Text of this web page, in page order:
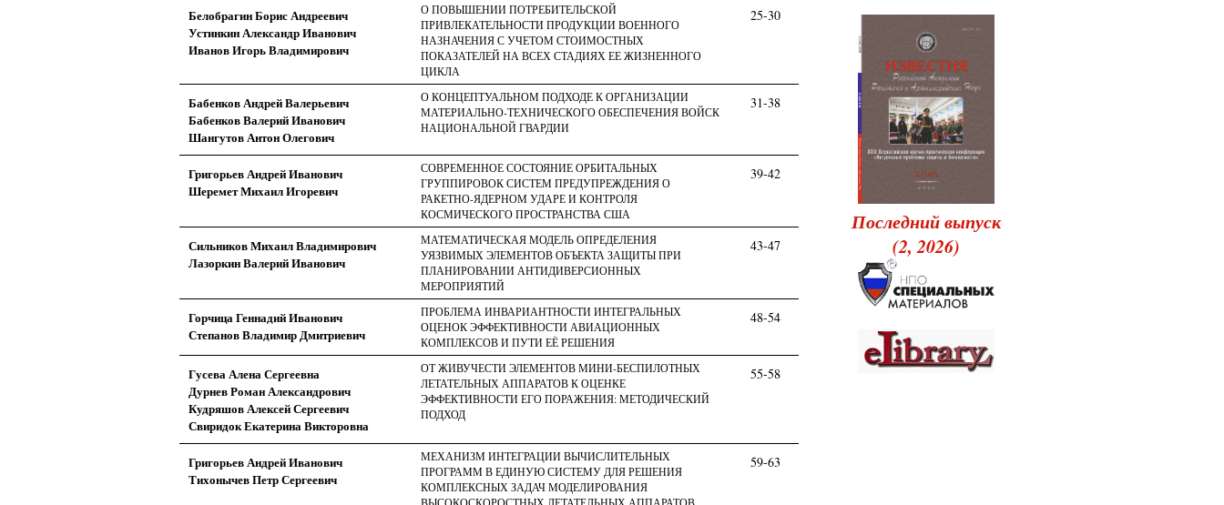
Белобрагин Борис Андреевич
Устинкин Александр Иванович
Иванов Игорь Владимирович
О ПОВЫШЕНИИ ПОТРЕБИТЕЛЬСКОЙ
ПРИВЛЕКАТЕЛЬНОСТИ ПРОДУКЦИИ ВОЕННОГО
НАЗНАЧЕНИЯ С УЧЕТОМ СТОИМОСТНЫХ
ПОКАЗАТЕЛЕЙ НА ВСЕХ СТАДИЯХ ЕЕ ЖИЗНЕННОГО
ЦИКЛА
25-30
Бабенков Андрей Валерьевич
Бабенков Валерий Иванович
Шангутов Антон Олегович
О КОНЦЕПТУАЛЬНОМ ПОДХОДЕ К ОРГАНИЗАЦИИ
МАТЕРИАЛЬНО-ТЕХНИЧЕСКОГО ОБЕСПЕЧЕНИЯ ВОЙСК
НАЦИОНАЛЬНОЙ ГВАРДИИ
31-38
Григорьев Андрей Иванович
Шеремет Михаил Игоревич
СОВРЕМЕННОЕ СОСТОЯНИЕ ОРБИТАЛЬНЫХ
ГРУППИРОВОК СИСТЕМ ПРЕДУПРЕЖДЕНИЯ О
РАКЕТНО-ЯДЕРНОМ УДАРЕ И КОНТРОЛЯ
КОСМИЧЕСКОГО ПРОСТРАНСТВА США
39-42
Сильников Михаил Владимирович
Лазоркин Валерий Иванович
МАТЕМАТИЧЕСКАЯ МОДЕЛЬ ОПРЕДЕЛЕНИЯ
УЯЗВИМЫХ ЭЛЕМЕНТОВ ОБЪЕКТА ЗАЩИТЫ ПРИ
ПЛАНИРОВАНИИ АНТИДИВЕРСИОННЫХ
МЕРОПРИЯТИЙ
43-47
Горчица Геннадий Иванович
Степанов Владимир Дмитриевич
ПРОБЛЕМА ИНВАРИАНТНОСТИ ИНТЕГРАЛЬНЫХ
ОЦЕНОК ЭФФЕКТИВНОСТИ АВИАЦИОННЫХ
КОМПЛЕКСОВ И ПУТИ ЕЁ РЕШЕНИЯ
48-54
Гусева Алена Сергеевна
Дурнев Роман Александрович
Кудряшов Алексей Сергеевич
Свиридок Екатерина Викторовна
ОТ ЖИВУЧЕСТИ ЭЛЕМЕНТОВ МИНИ-БЕСПИЛОТНЫХ
ЛЕТАТЕЛЬНЫХ АППАРАТОВ К ОЦЕНКЕ
ЭФФЕКТИВНОСТИ ЕГО ПОРАЖЕНИЯ: МЕТОДИЧЕСКИЙ
ПОДХОД
55-58
Григорьев Андрей Иванович
Тихонычев Петр Сергеевич
МЕХАНИЗМ ИНТЕГРАЦИИ ВЫЧИСЛИТЕЛЬНЫХ
ПРОГРАММ В ЕДИНУЮ СИСТЕМУ ДЛЯ РЕШЕНИЯ
КОМПЛЕКСНЫХ ЗАДАЧ МОДЕЛИРОВАНИЯ
59-63
Последний выпуск
(2, 2026)